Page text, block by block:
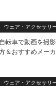
ウェア・アクセサリ
自転車で動画を撮
＆おすすめメー
ウェア・アクセサリ